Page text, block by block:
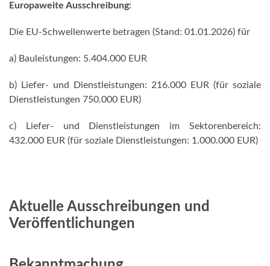
Europaweite Ausschreibung:
Die EU-Schwellenwerte betragen (Stand: 01.01.2026) für
a) Bauleistungen: 5.404.000 EUR
b) Liefer- und Dienstleistungen: 216.000 EUR (für soziale
Dienstleistungen 750.000 EUR)
c) Liefer- und Dienstleistungen im Sektorenbereich:
432.000 EUR (für soziale Dienstleistungen: 1.000.000 EUR)
Aktuelle Ausschreibungen und
Veröffentlichungen